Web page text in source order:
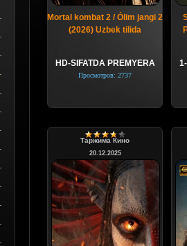
Mortal kombat 2 / Ólim jangi 2
(2026) Uzbek tilida
HD-SIFATDA PREMYERA
Просмотров: 2737
Таржима Кино
20.12.2025